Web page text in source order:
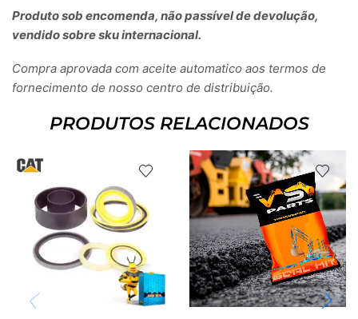
Produto sob encomenda, não passível de devolução,
vendido sobre sku internacional.
Compra aprovada com aceite automatico aos termos de
fornecimento de nosso centro de distribuição.
PRODUTOS RELACIONADOS